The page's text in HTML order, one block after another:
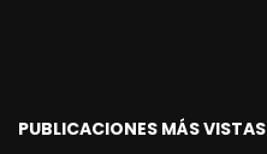
PUBLICACIONES MÁS VISTAS